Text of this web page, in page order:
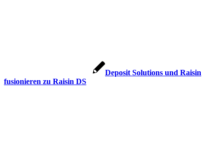
Deposit Solutions und Raisin
fusionieren zu Raisin DS